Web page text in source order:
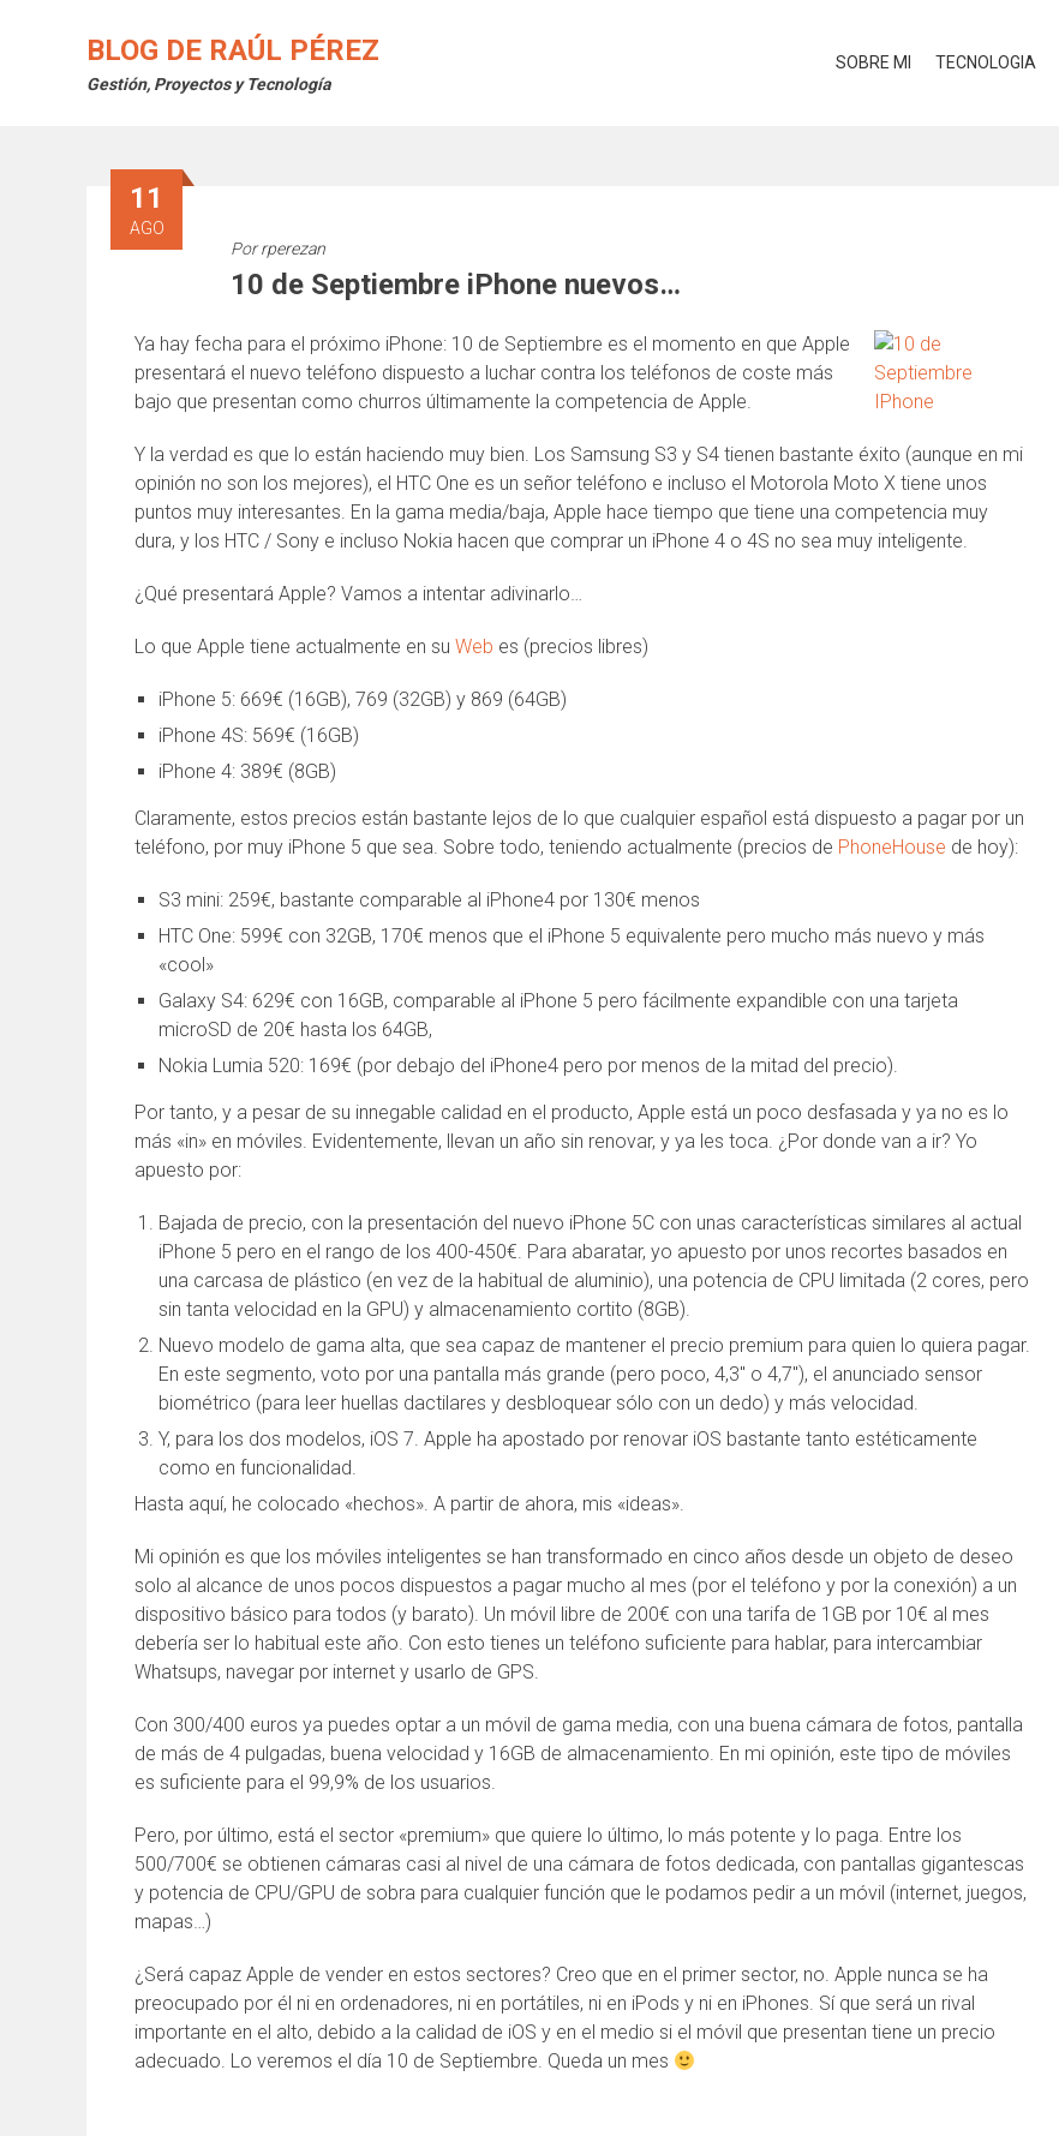
BLOG DE RAÚL PÉREZ
Gestión, Proyectos y Tecnología
SOBRE MI TECNOLOGIA
11
AGO
Porrperezan
10 de Septiembre iPhone nuevos…
Ya hay fecha para el próximo iPhone: 10 de Septiembre es el momento en que Apple
presentará el nuevo teléfono dispuesto a luchar contra los teléfonos de coste más
bajo que presentan como churros últimamente la competencia de Apple.
Y la verdad es que lo están haciendo muy bien. Los Samsung S3 y S4 tienen bastante éxito (aunque en mi
opinión no son los mejores), el HTC One es un señor teléfono e incluso el Motorola Moto X tiene unos
puntos muy interesantes. En la gama media/baja, Apple hace tiempo que tiene una competencia muy
dura, y los HTC / Sony e incluso Nokia hacen que comprar un iPhone 4 o 4S no sea muy inteligente.
¿Qué presentará Apple? Vamos a intentar adivinarlo…
Lo que Apple tiene actualmente en su Web es (precios libres)
iPhone 5: 669€ (16GB), 769 (32GB) y 869 (64GB)
iPhone 4S: 569€ (16GB)
iPhone 4: 389€ (8GB)
Claramente, estos precios están bastante lejos de lo que cualquier español está dispuesto a pagar por un
teléfono, por muy iPhone 5 que sea. Sobre todo, teniendo actualmente (precios de PhoneHouse de hoy):
S3 mini: 259€, bastante comparable al iPhone4 por 130€ menos
HTC One: 599€ con 32GB, 170€ menos que el iPhone 5 equivalente pero mucho más nuevo y más
«cool»
Galaxy S4: 629€ con 16GB, comparable al iPhone 5 pero fácilmente expandible con una tarjeta
microSD de 20€ hasta los 64GB,
Nokia Lumia 520: 169€ (por debajo del iPhone4 pero por menos de la mitad del precio).
Por tanto, y a pesar de su innegable calidad en el producto, Apple está un poco desfasada y ya no es lo
más «in» en móviles. Evidentemente, llevan un año sin renovar, y ya les toca. ¿Por donde van a ir? Yo
apuesto por:
Bajada de precio, con la presentación del nuevo iPhone 5C con unas características similares al actual
iPhone 5 pero en el rango de los 400-450€. Para abaratar, yo apuesto por unos recortes basados en
una carcasa de plástico (en vez de la habitual de aluminio), una potencia de CPU limitada (2 cores, pero
sin tanta velocidad en la GPU) y almacenamiento cortito (8GB).
Nuevo modelo de gama alta, que sea capaz de mantener el precio premium para quien lo quiera pagar.
En este segmento, voto por una pantalla más grande (pero poco, 4,3″ o 4,7″), el anunciado sensor
biométrico (para leer huellas dactilares y desbloquear sólo con un dedo) y más velocidad.
Y, para los dos modelos, iOS 7. Apple ha apostado por renovar iOS bastante tanto estéticamente
como en funcionalidad.
Hasta aquí, he colocado «hechos». A partir de ahora, mis «ideas».
Mi opinión es que los móviles inteligentes se han transformado en cinco años desde un objeto de deseo
solo al alcance de unos pocos dispuestos a pagar mucho al mes (por el teléfono y por la conexión) a un
dispositivo básico para todos (y barato). Un móvil libre de 200€ con una tarifa de 1GB por 10€ al mes
debería ser lo habitual este año. Con esto tienes un teléfono suficiente para hablar, para intercambiar
Whatsups, navegar por internet y usarlo de GPS.
Con 300/400 euros ya puedes optar a un móvil de gama media, con una buena cámara de fotos, pantalla
de más de 4 pulgadas, buena velocidad y 16GB de almacenamiento. En mi opinión, este tipo de móviles
es suficiente para el 99,9% de los usuarios.
Pero, por último, está el sector «premium» que quiere lo último, lo más potente y lo paga. Entre los
500/700€ se obtienen cámaras casi al nivel de una cámara de fotos dedicada, con pantallas gigantescas
y potencia de CPU/GPU de sobra para cualquier función que le podamos pedir a un móvil (internet, juegos,
mapas…)
¿Será capaz Apple de vender en estos sectores? Creo que en el primer sector, no. Apple nunca se ha
preocupado por él ni en ordenadores, ni en portátiles, ni en iPods y ni en iPhones. Sí que será un rival
importante en el alto, debido a la calidad de iOS y en el medio si el móvil que presentan tiene un precio
adecuado. Lo veremos el día 10 de Septiembre. Queda un mes